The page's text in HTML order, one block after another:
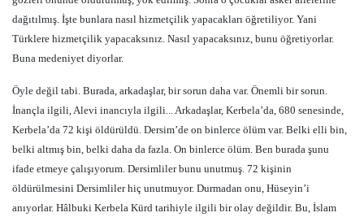
dağıtılmış. İşte bunlara nasıl hizmetçilik yapacakları öğretiliyor. Yani
Türklere hizmetçilik yapacaksınız. Nasıl yapacaksınız, bunu öğretiyorlar.
Buna medeniyet diyorlar.
Öyle değil tabi. Burada, arkadaşlar, bir sorun daha var. Önemli bir sorun.
İnançla ilgili, Alevi inancıyla ilgili... Arkadaşlar, Kerbela’da, 680 senesinde,
Kerbela’da 72 kişi öldürüldü. Dersim’de on binlerce ölüm var. Belki elli bin,
belki altmış bin, belki daha da fazla. On binlerce ölüm. Ben burada şunu
ifade etmeye çalışıyorum. Dersimliler bunu unutmuş. 72 kişinin
öldürülmesini Dersimliler hiç unutmuyor. Durmadan onu, Hüseyin’i
anıyorlar. Hâlbuki Kerbela Kürd tarihiyle ilgili bir olay değildir. Bu, İslam